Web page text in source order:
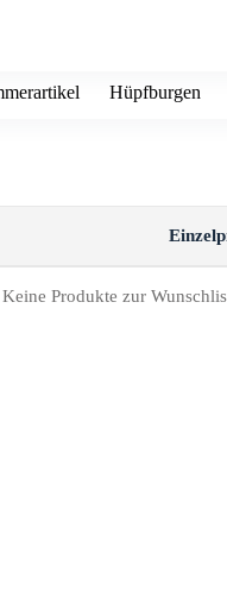
Hüpfburgen
Keine Produkte zur